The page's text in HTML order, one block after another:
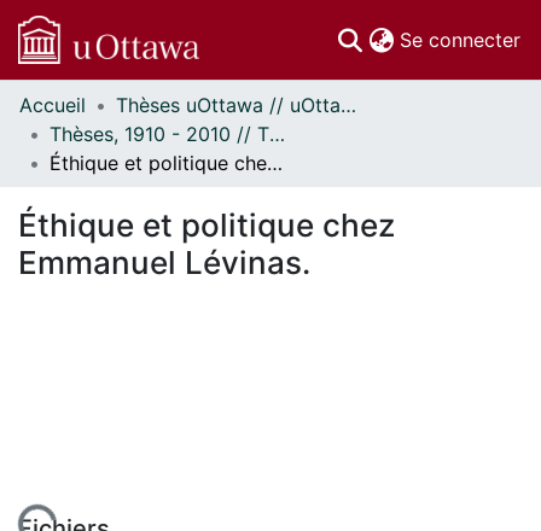
Se connecter
Communautés
et collections
Parcourir
Statistiques
À propos
Accueil
Thèses uOttawa // uOttawa Theses
Thèses, 1910 - 2010 // Theses, 1910 - 2010
Éthique et politique chez Emmanuel Lévinas.
Éthique et politique chez
Emmanuel Lévinas.